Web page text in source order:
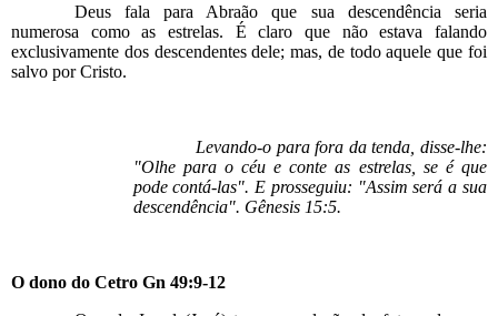
Deus fala para Abraão que sua descendência seria
numerosa como as estrelas. É claro que não estava falando
exclusivamente dos descendentes dele; mas, de todo aquele que foi
salvo por Cristo.
Levando-o para fora da tenda, disse-lhe:
"Olhe para o céu e conte as estrelas, se é que
pode contá-las". E prosseguiu: "Assim será a sua
descendência". Gênesis 15:5.
O dono do Cetro Gn 49:9-12